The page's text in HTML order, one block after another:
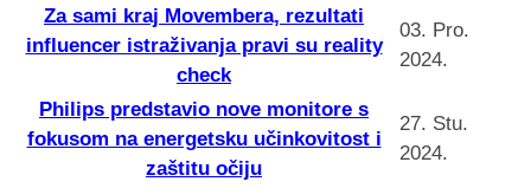
Za sami kraj Movembera, rezultati
influencer istraživanja pravi su reality
check
03. Pro.
2024.
Philips predstavio nove monitore s
fokusom na energetsku učinkovitost i
zaštitu očiju
27. Stu.
2024.